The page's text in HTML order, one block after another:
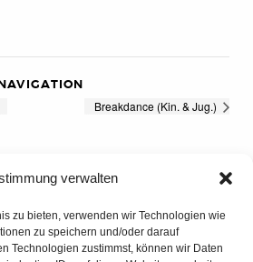
verwalten
zu bieten, verwenden wir Technologien wie
zu speichern und/oder darauf
Technologien zustimmst, können wir Daten
Breakdance (Kin. & Jug.)